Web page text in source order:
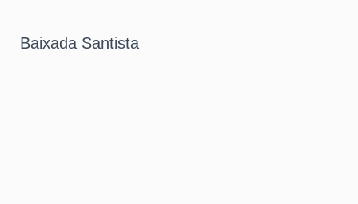
Baixada Santista